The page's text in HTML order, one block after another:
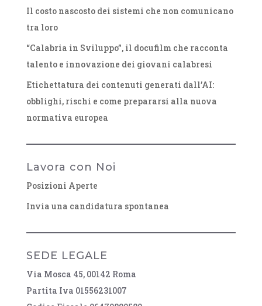
Il costo nascosto dei sistemi che non comunicano
tra loro
“Calabria in Sviluppo”, il docufilm che racconta
talento e innovazione dei giovani calabresi
Etichettatura dei contenuti generati dall’AI:
obblighi, rischi e come prepararsi alla nuova
normativa europea
Lavora con Noi
Posizioni Aperte
Invia una candidatura spontanea
SEDE LEGALE
Via Mosca 45, 00142 Roma
Partita Iva 01556231007